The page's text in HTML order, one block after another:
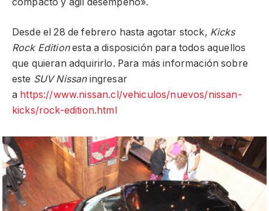
Desde el 28 de febrero hasta agotar stock, Kicks
Rock Editionesta a disposición para todos aquellos
que quieran adquirirlo. Para más información sobre
este SUV Nissan ingresar
a https://www.nissan.cl/vehiculos/nuevos/nissan-
kicks/rock-edition.html